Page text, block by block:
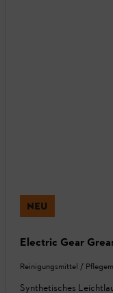
NEU
Electric Gear
Reinigungsmittel /
Synthetisches